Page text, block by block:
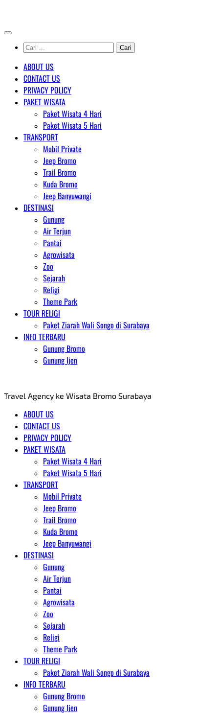
content
Cari
untuk:
ABOUT US
CONTACT US
PRIVACY POLICY
PAKET WISATA
Paket Wisata 4 Hari
Paket Wisata 5 Hari
TRANSPORT
Mobil Private
Jeep Bromo
Trail Bromo
Kuda Bromo
Jeep Banyuwangi
DESTINASI
Gunung
Air Terjun
Pantai
Agrowisata
Zoo
Sejarah
Religi
Theme Park
TOUR RELIGI
Paket Ziarah Wali Songo di Surabaya
INFO TERBARU
Gunung Bromo
Gunung Ijen
Travel Agency ke Wisata Bromo Surabaya
ABOUT US
CONTACT US
PRIVACY POLICY
PAKET WISATA
Paket Wisata 4 Hari
Paket Wisata 5 Hari
TRANSPORT
Mobil Private
Jeep Bromo
Trail Bromo
Kuda Bromo
Jeep Banyuwangi
DESTINASI
Gunung
Air Terjun
Pantai
Agrowisata
Zoo
Sejarah
Religi
Theme Park
TOUR RELIGI
Paket Ziarah Wali Songo di Surabaya
INFO TERBARU
Gunung Bromo
Gunung Ijen